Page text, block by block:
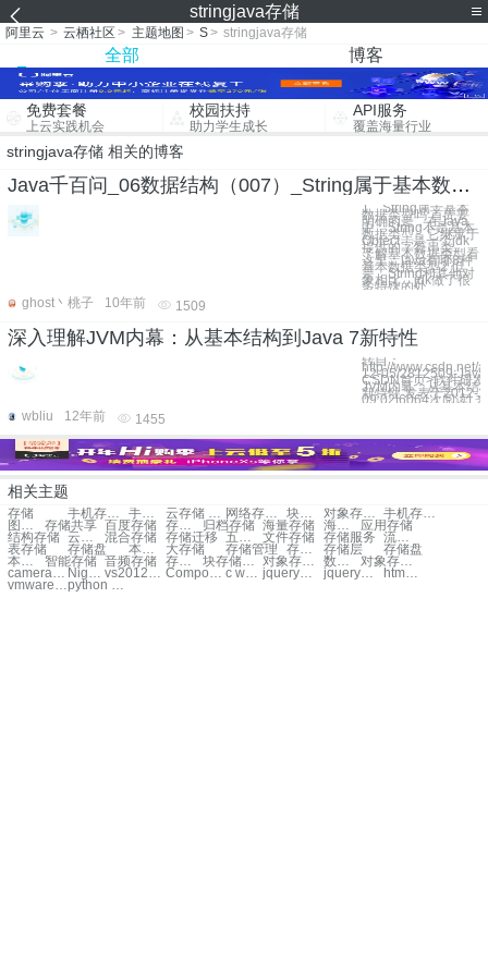
stringjava存储
阿里云 > 云栖社区 > 主题地图 > S> stringjava存储
全部 博客
免费套餐
上云实践机会
校园扶持
助力学生成长
API服务
覆盖海量行业
stringjava存储 相关的博客
Java千百问_06数据结构（007）_String属于基本数据类型吗
1、String属于基本
数据类型吗 首先要
明确的是，在Java
中，String不是基本
数据类型，它继承于
Object，是一个jdk
提供的字符串类。
了解基本数据类型看
这里：java有哪8种
基本数据类型2 但
是，String和其他对
象相比，jdk做了很
多特殊的处
ghost丶桃子
10年前 1509
深入理解JVM内幕：从基本结构到Java 7新特性
转自：
http://www.csdn.net/
12-05/2812509-
CSDN首页>软件研
JVM内幕：从基本结
新特性 发表于2012-
09:02|6064次阅读|
wbliu
12年前 1455
相关主题
存储 手机存储 系统存储 手机存储 内部存储 云存储 传统存储 网络存储 云存储 块存储 对象存储 对象存储 块存储 手机存储 内部存储空间
图片存储 存储共享 百度存储 存储系统 归档存储 海量存储 海量 存储 应用存储
结构存储 云端存储 混合存储 存储迁移 五大存储 文件存储 存储服务 流式存储
表存储 存储盘 本地存储 大存储 存储管理 存储价格 存储层 存储盘
本地存储 智能存储 音频存储 存储层 块存储与文件存储区别 对象存储 文件存储 区别 数据存储和内部存储 对象存储 对象存储
camera平台android NightSailer vs2012源代码vss Composite c word jquery区域打印 jquery赋值input html 滚动条 css
vmware11 python sqlite3